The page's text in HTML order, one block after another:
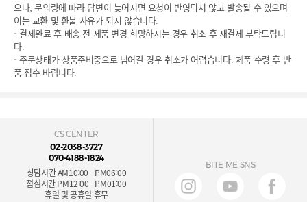
으나, 문의량에 따라 답변이 늦어지면 요청이 반영되지 않고 발송될 수 있으며
이는 교환 및 환불 사유가 되지 않습니다.
- 결제완료 후 배송 전 제품 변경 희망하시는 경우 취소 후 재결제 부탁드립니
다.
-주문상태가 상품준비중으로 넘어갈 경우 취소가 어렵습니다. 제품 수령 후 반
품 접수 바랍니다.
CS CENTER
02-2038-3727
070-4188-1824
상담시간 AM10:00 - PM06:00
점심시간 PM12:00 - PM01:00
휴일 및 공휴일 휴무
BITE ME SNS